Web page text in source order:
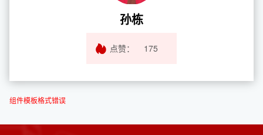
孙栋
点赞： 175
组件模板格式错误